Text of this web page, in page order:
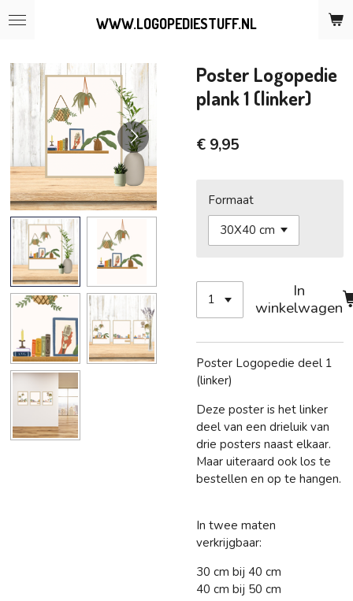
Ga
de
hoofdinhoud
WWW.LOGOPEDIESTUFF.NL
Poster Logopedie
plank 1 (linker)
€ 9,95
Formaat
In
winkelwagen
Poster Logopedie deel 1
(linker)
Deze poster is het linker
deel van een drieluik van
drie posters naast elkaar.
Maar uiteraard ook los te
bestellen en op te hangen.
In twee maten
verkrijgbaar:
30 cm bij 40 cm
40 cm bij 50 cm